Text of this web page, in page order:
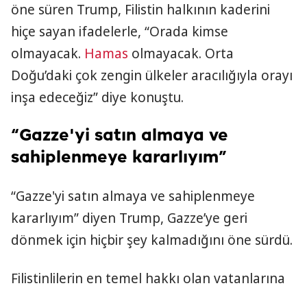
öne süren Trump, Filistin halkının kaderini
hiçe sayan ifadelerle, “Orada kimse
olmayacak. Hamas olmayacak. Orta
Doğu’daki çok zengin ülkeler aracılığıyla orayı
inşa edeceğiz” diye konuştu.
“Gazze'yi satın almaya ve
sahiplenmeye kararlıyım”
“Gazze'yi satın almaya ve sahiplenmeye
kararlıyım” diyen Trump, Gazze’ye geri
dönmek için hiçbir şey kalmadığını öne sürdü.
Filistinlilerin en temel hakkı olan vatanlarına